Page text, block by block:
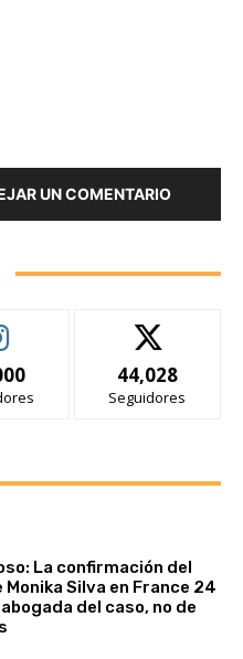
UN COMENTARIO
44,028
Seguidores
La confirmación del
Monika Silva en France 24
del caso, no de